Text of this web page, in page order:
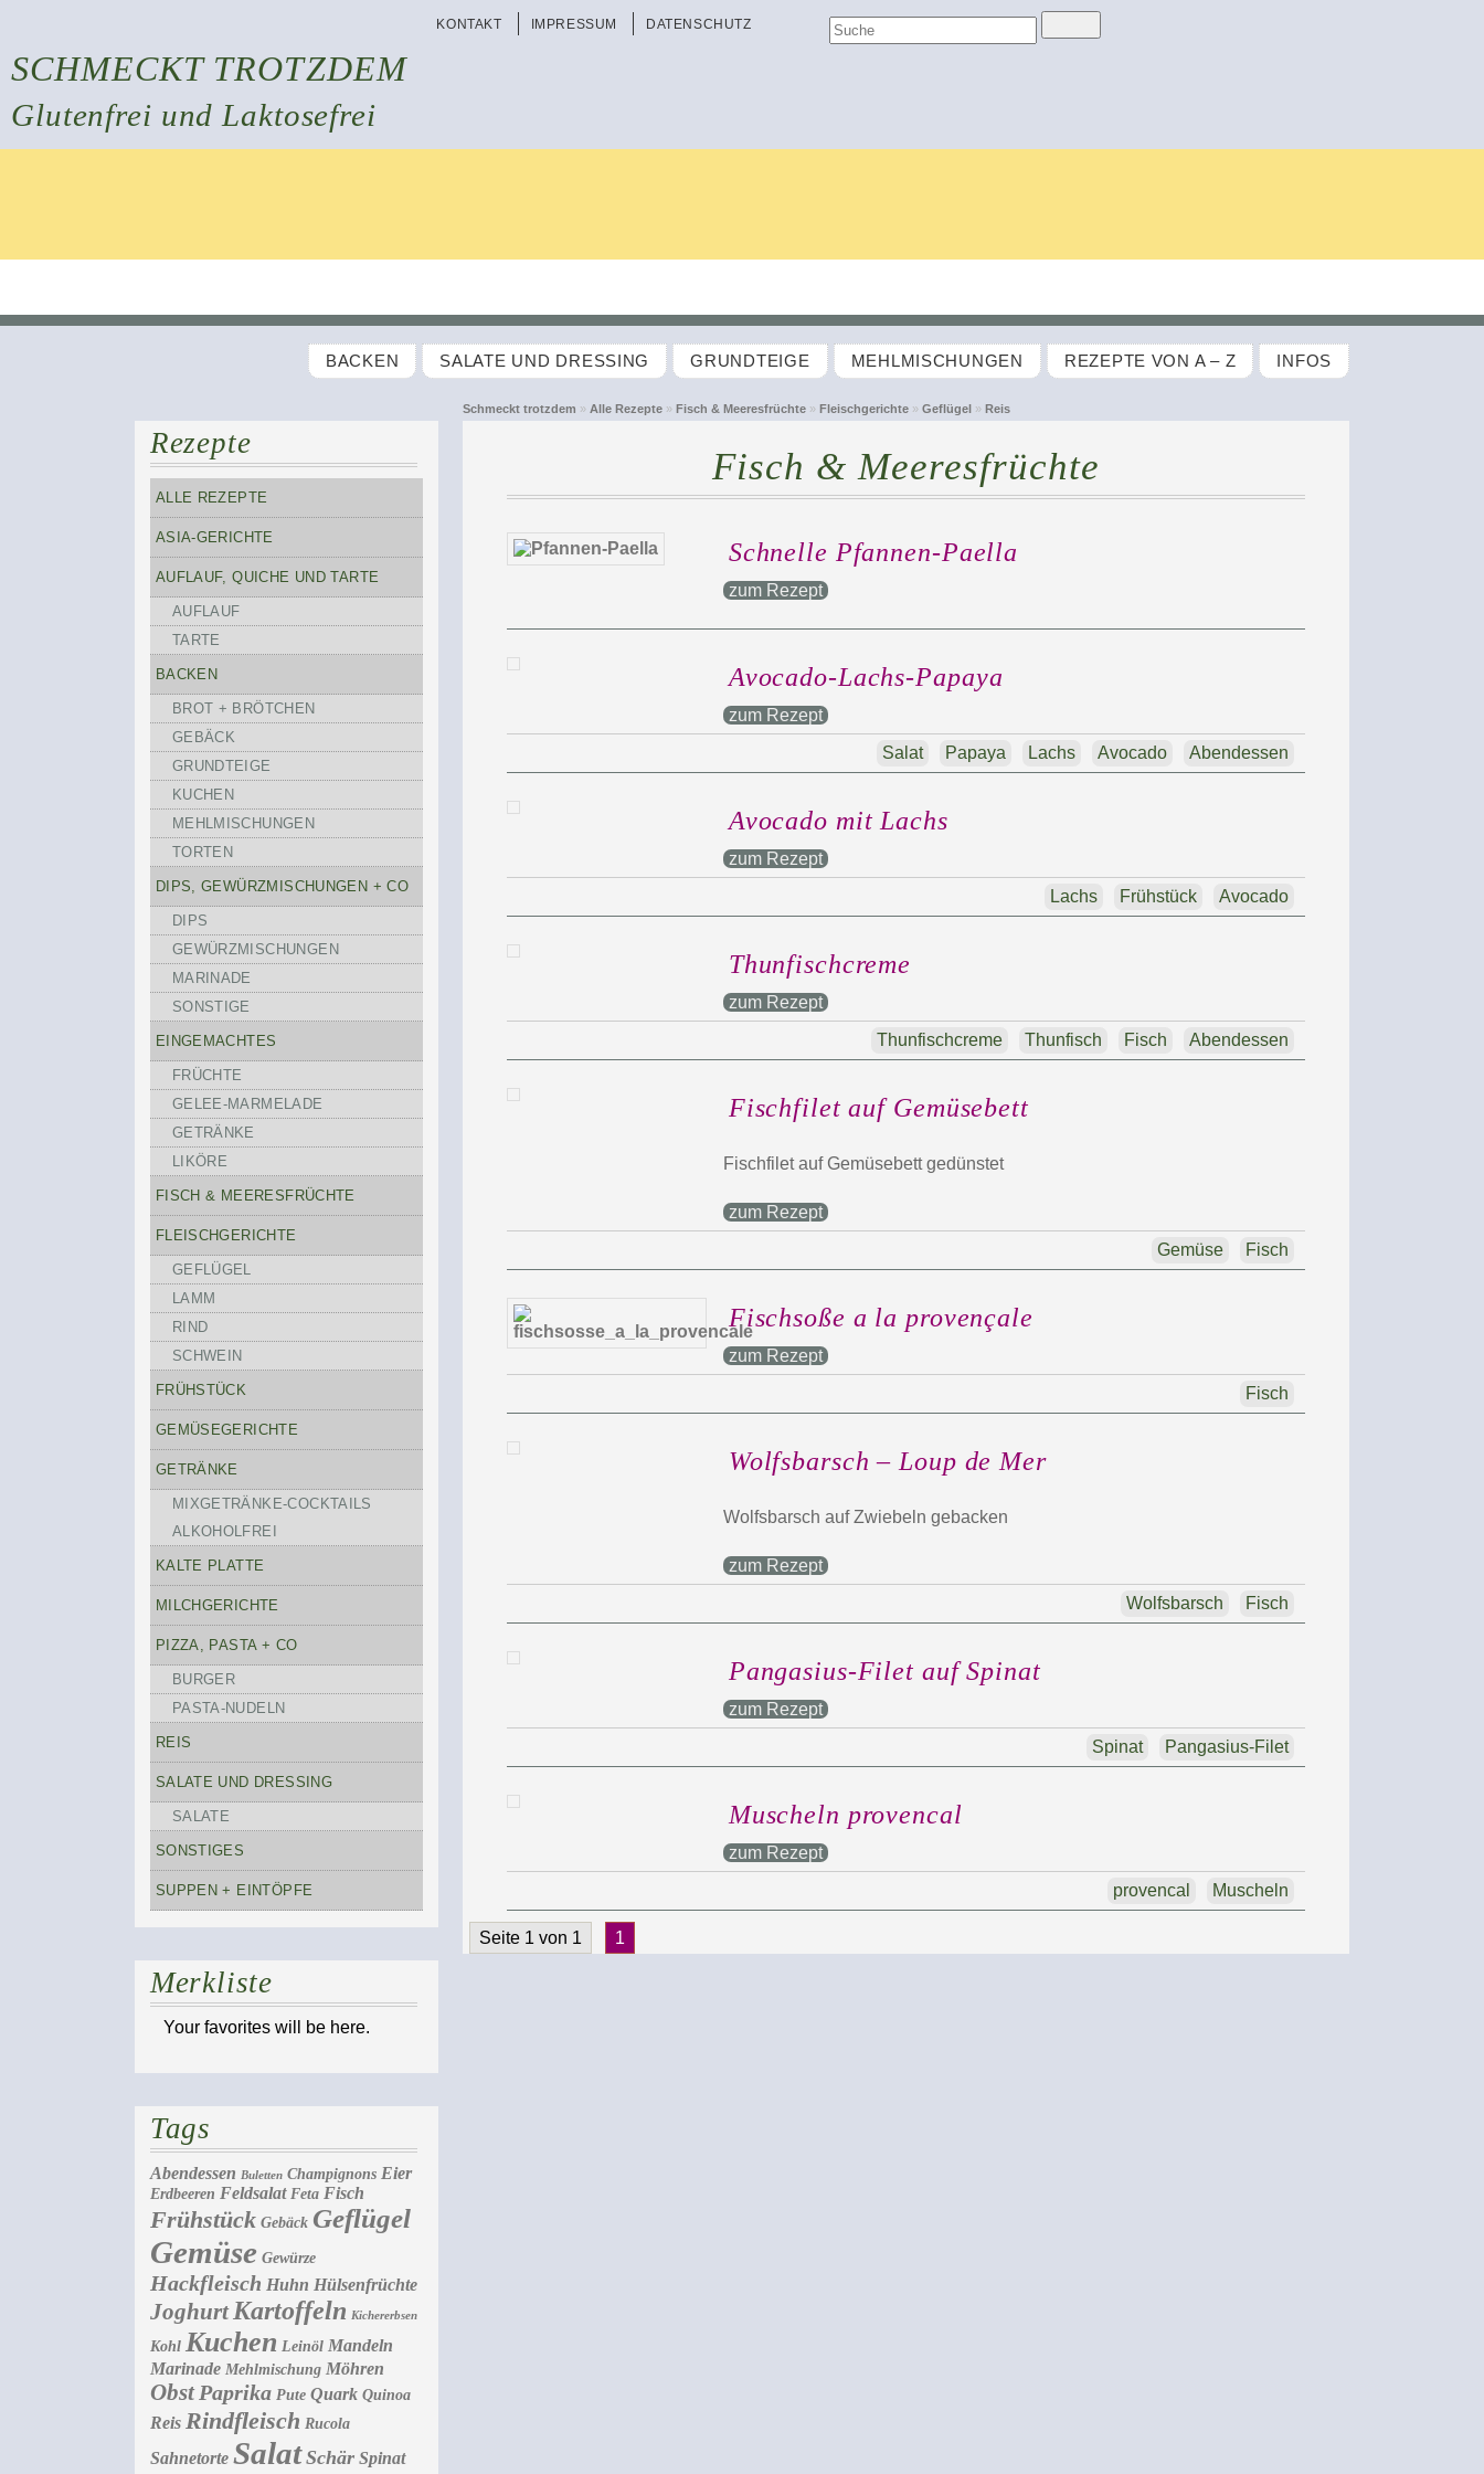
KONTAKT IMPRESSUM DATENSCHUTZ
SCHMECKT TROTZDEM
Glutenfrei und Laktosefrei
BACKEN SALATE UND DRESSING GRUNDTEIGE MEHLMISCHUNGEN REZEPTE VON A – Z INFOS
Schmeckt trotzdem » Alle Rezepte » Fisch & Meeresfrüchte » Fleischgerichte » Geflügel » Reis
Rezepte
ALLE REZEPTE
ASIA-GERICHTE
AUFLAUF, QUICHE UND TARTE
AUFLAUF
TARTE
BACKEN
BROT + BRÖTCHEN
GEBÄCK
GRUNDTEIGE
KUCHEN
MEHLMISCHUNGEN
TORTEN
DIPS, GEWÜRZMISCHUNGEN + CO
DIPS
GEWÜRZMISCHUNGEN
MARINADE
SONSTIGE
EINGEMACHTES
FRÜCHTE
GELEE-MARMELADE
GETRÄNKE
LIKÖRE
FISCH & MEERESFRÜCHTE
FLEISCHGERICHTE
GEFLÜGEL
LAMM
RIND
SCHWEIN
FRÜHSTÜCK
GEMÜSEGERICHTE
GETRÄNKE
MIXGETRÄNKE-COCKTAILS
ALKOHOLFREI
KALTE PLATTE
MILCHGERICHTE
PIZZA, PASTA + CO
BURGER
PASTA-NUDELN
REIS
SALATE UND DRESSING
SALATE
SONSTIGES
SUPPEN + EINTÖPFE
Merkliste
Your favorites will be here.
Tags
Abendessen Buletten Champignons Eier
Erdbeeren Feldsalat Feta Fisch
Frühstück Gebäck Geflügel
Gemüse Gewürze
Hackfleisch Huhn Hülsenfrüchte
Joghurt Kartoffeln Kichererbsen
Kohl Kuchen Leinöl Mandeln
Marinade Mehlmischung Möhren
Obst Paprika Pute Quark Quinoa
Reis Rindfleisch Rucola
Sahnetorte Salat Schär Spinat
Fisch & Meeresfrüchte
Schnelle Pfannen-Paella
zum Rezept
Avocado-Lachs-Papaya
zum Rezept
Abendessen
Avocado
Lachs
Papaya
Salat
Avocado mit Lachs
zum Rezept
Avocado
Frühstück
Lachs
Thunfischcreme
zum Rezept
Abendessen
Fisch
Thunfisch
Thunfischcreme
Fischfilet auf Gemüsebett
Fischfilet auf Gemüsebett gedünstet
zum Rezept
Fisch
Gemüse
Fischsoße a la provençale
zum Rezept
Fisch
Wolfsbarsch – Loup de Mer
Wolfsbarsch auf Zwiebeln gebacken
zum Rezept
Fisch
Wolfsbarsch
Pangasius-Filet auf Spinat
zum Rezept
Pangasius-Filet
Spinat
Muscheln provencal
zum Rezept
Muscheln
provencal
Seite 1 von 1 1